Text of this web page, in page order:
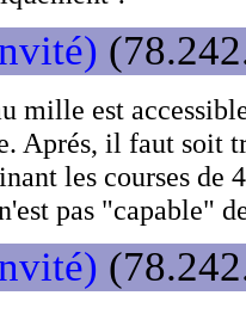
mille est
Aprés, il faut soit
les courses de
pas "capable"